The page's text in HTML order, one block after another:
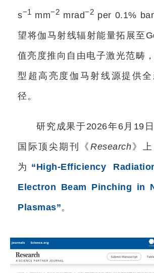
s−1 mm−2 mrad−2 per 0.1%
望将伽马射线辐射能量拓展至
值亮度推向自由电子激光范畴
型超高亮度伽马射线源提供
径。
研究成果于2026年6月19
国际顶尖期刊《 Research 》
为 “High-Efficiency
Electron Beam Pinching in
Plasmas”。